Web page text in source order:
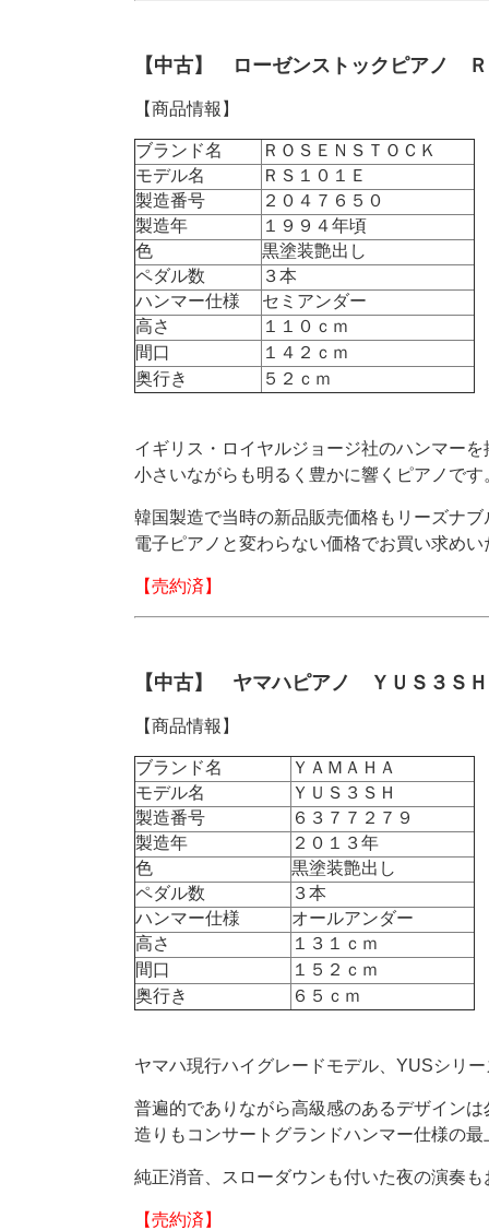
【中古】 ローゼンストックピアノ
【商品情報】
ブランド名
ＲＯＳＥＮＳＴＯＣＫ
モデル名
ＲＳ１０１Ｅ
製造番号
２０４７６５０
製造年
１９９４年頃
色
黒塗装艶出し
ペダル数
３本
ハンマー仕様
セミアンダー
高さ
１１０ｃｍ
間口
１４２ｃｍ
奥行き
５２ｃｍ
イギリス・ロイヤルジョージ社のハンマーを
小さいながらも明るく豊かに響くピアノです
韓国製造で当時の新品販売価格もリーズナブ
電子ピアノと変わらない価格でお買い求めい
【売約済】
【中古】 ヤマハピアノ ＹＵＳ３Ｓ
【商品情報】
ブランド名
ＹＡＭＡＨＡ
モデル名
ＹＵＳ３ＳＨ
製造番号
６３７７２７９
製造年
２０１３年
色
黒塗装艶出し
ペダル数
３本
ハンマー仕様
オールアンダー
高さ
１３１ｃｍ
間口
１５２ｃｍ
奥行き
６５ｃｍ
ヤマハ現行ハイグレードモデル、YUSシリー
普遍的でありながら高級感のあるデザインは
造りもコンサートグランドハンマー仕様の最
純正消音、スローダウンも付いた夜の演奏も
【売約済】